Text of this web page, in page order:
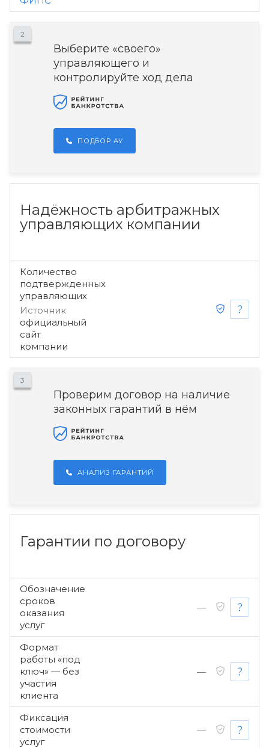
2
Выберите «своего»
управляющего и
контролируйте ход дела
ПОДБОР АУ
Надёжность арбитражных
управляющих компании
Количество
подтвержденных
управляющих
Источник
официальный
сайт
компании
3
Проверим договор на наличие
законных гарантий в нём
АНАЛИЗ ГАРАНТИЙ
Гарантии по договору
Обозначение
сроков
оказания
услуг
—
Формат
работы «под
ключ» — без
участия
клиента
—
Фиксация
стоимости
услуг
—